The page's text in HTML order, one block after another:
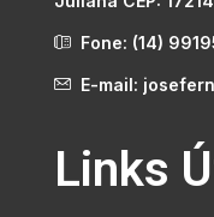
Fone: (14)
E-mail:
Links